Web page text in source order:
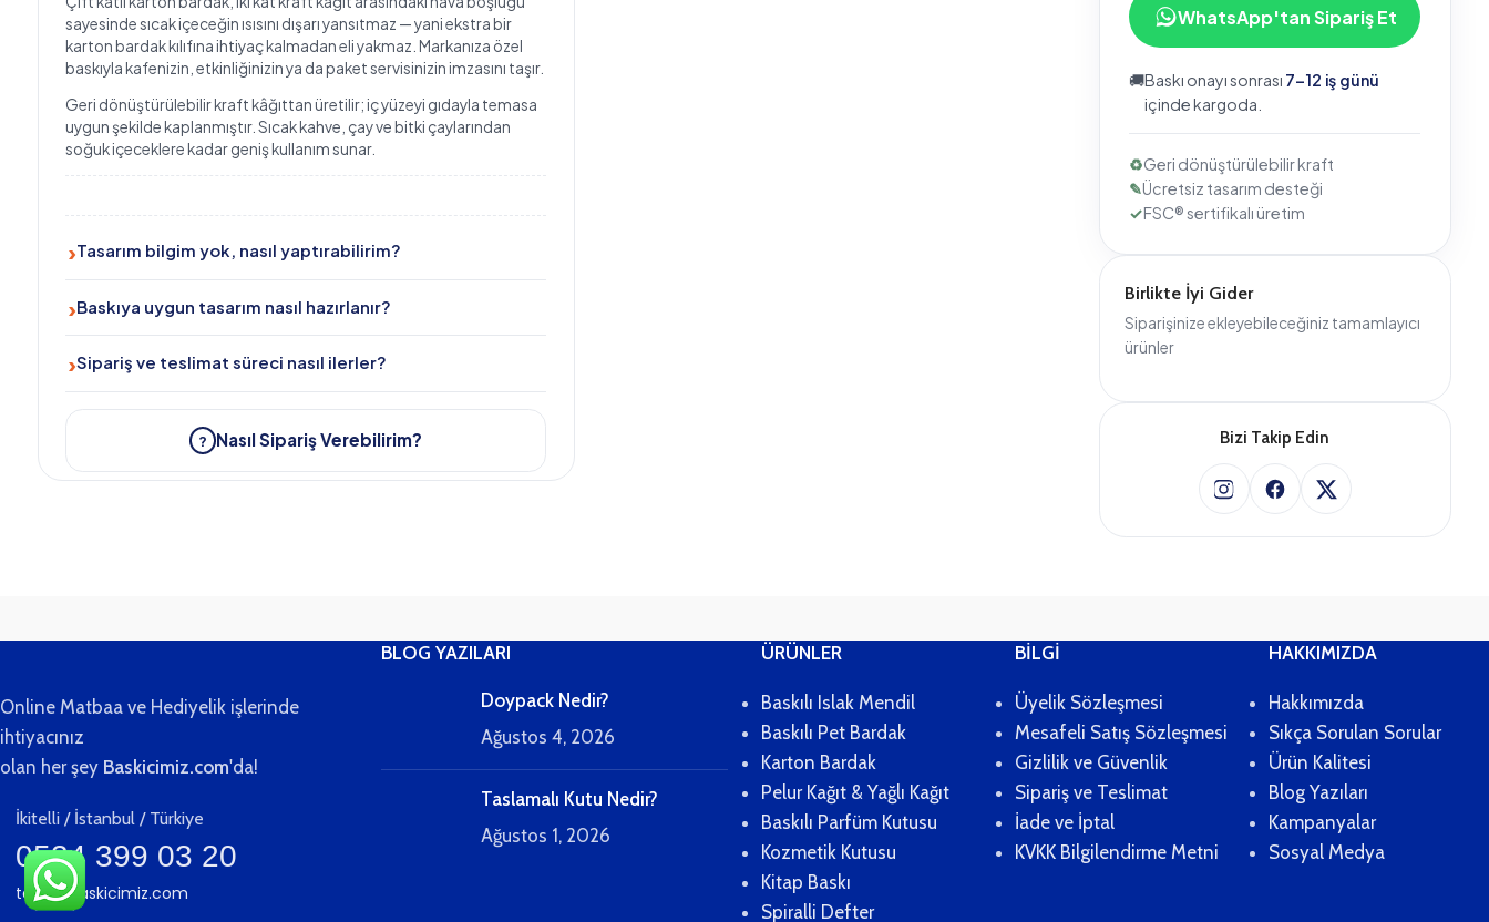
baskıyla kafenizin, etkinliğinizin ya da paket servisinizin imzasını taşır.
Geri dönüştürülebilir kraft kâğıttan üretilir; iç yüzeyi gıdayla temasa
uygun şekilde kaplanmıştır. Sıcak kahve, çay ve bitki çaylarından
Tasarım bilgim yok, nasıl yaptırabilirim?
Ücretsiz tasarım desteğimiz var. teklif@baskicimiz.com veya
için hazırlasın.
Tasarımınızı CMYK renk uzayında, taşma payı bırakarak ve
yüksek çözünürlükte hazırlayın. İsterseniz baskı şablonu
temin edebiliriz.
Sipariş ve teslimat süreci nasıl ilerler?
Adet ve özellikleri seçin, tasarımı yükleyin, baskı onayını verin;
onay sonrası tahmini 7–12 iş günü içinde kargoda.
1
Tasarımınızı yükleyin ya da ücretsiz tasarım desteği alın.
Baskı onayı sonrası7–12 iş günü
içinde kargoda.
Geri dönüştürülebilir kraft
Ücretsiz tasarım desteği
Birlikte İyi Gider
Siparişinize ekleyebileceğiniz tamamlayıcı
Bizi Takip Edin
Online Matbaa ve Hediyelik işlerinde
ihtiyacınız
olan her şey Baskicimiz.com'da!
İkitelli / İstanbul / Türkiye
0534 399 03 20
teklif@baskicimiz.com
BLOG YAZILARI
Doypack Nedir?
Ağustos 4, 2026
Taslamalı Kutu Nedir?
Ağustos 1, 2026
ÜRÜNLER
Baskılı Islak Mendil
Baskılı Pet Bardak
Karton Bardak
Pelur Kağıt & Yağlı Kağıt
Baskılı Parfüm Kutusu
Kozmetik Kutusu
Kitap Baskı
Spiralli Defter
BİLGİ
Üyelik Sözleşmesi
Mesafeli Satış Sözleşmesi
Gizlilik ve Güvenlik
Sipariş ve Teslimat
İade ve İptal
KVKK Bilgilendirme Metni
HAKKIMIZDA
Hakkımızda
Sıkça Sorulan Sorular
Ürün Kalitesi
Blog Yazıları
Kampanyalar
Sosyal Medya